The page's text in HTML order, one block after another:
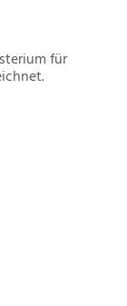
für